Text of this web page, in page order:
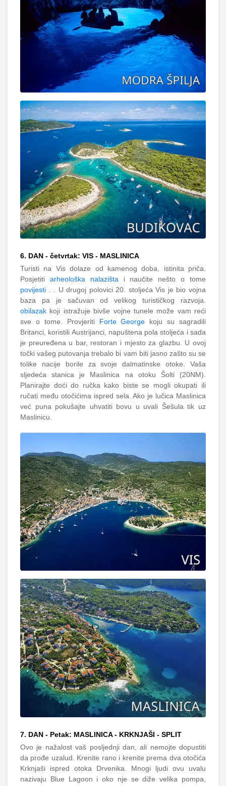
6. DAN - četvrtak: VIS - MASLINICA
Turisti na Vis dolaze od kamenog doba, istinita priča.
Posjetiti arheološka nalazišta i naučite nešto o tome
povijesti . . U drugoj polovici 20. stoljeća Vis je bio vojna
baza pa je sačuvan od velikog turističkog razvoja.
obilazak koji istražuje bivše vojne tunele može vam reći
sve o tome. Provjeriti Forte George koju su sagradili
Britanci, koristili Austrijanci, napuštena pola stoljeća i sada
je preuređena u bar, restoran i mjesto za glazbu. U ovoj
točki vašeg putovanja trebalo bi vam biti jasno zašto su se
tolike nacije borile za svoje dalmatinske otoke. Vaša
sljedeća stanica je Maslinica na otoku Šolti (20NM).
Planirajte doći do ručka kako biste se mogli okupati ili
ručati među otočićima ispred sela. Ako je lučica Maslinica
već puna pokušajte uhvatiti bovu u uvali Šešula tik uz
Maslinicu.
7. DAN - Petak: MASLINICA - KRKNJAŠI - SPLIT
Ovo je nažalost vaš posljednji dan, ali nemojte dopustiti
da prođe uzalud. Krenite rano i krenite prema dva otočića
Krknjaši ispred otoka Drvenika. Mnogi ljudi ovu uvalu
nazivaju Blue Lagoon i oko nje se diže velika pompa,